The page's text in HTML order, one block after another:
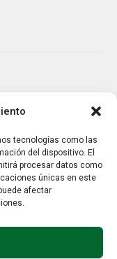
tecnologías como las
del dispositivo. El
procesar datos como
únicas en este
afectar
almendras